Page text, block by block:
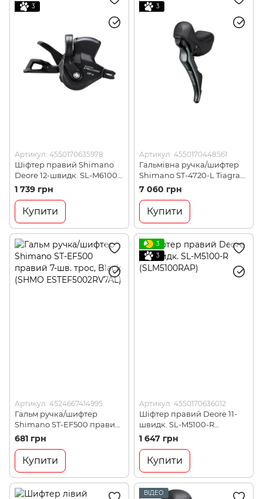
3
Артикул: 4550170635978
Шіфтер правий Shimano
Deore 12-швидк. SL-M6100-
R (SLM6100RAP)
1 739 грн
Купити
3
Артикул: 4550170448561
Гальмівна ручка/шифтер
Shimano ST-4720-L Tiagra
Dual Control 2-швидк. для
гідравл. диск. гальм, лівий
(ST4720LI)
7 060 грн
Купити
Артикул: 4524667414995
Гальм ручка/шифтер
Shimano ST-EF500 правий
7-шв. трос, Black (SHMO
ESTEF5002RV7AL)
681 грн
Купити
3
3
Артикул: 4550170636012
Шіфтер правий Deore 11-
швидк. SL-M5100-R
(SLM5100RAP)
1 647 грн
Купити
ВІДЕО